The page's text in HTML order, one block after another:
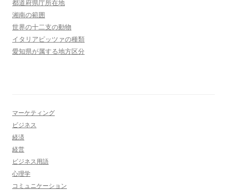
都道府県庁所在地
湘南の範囲
世界の十二支の動物
イタリアピッツァの種類
愛知県が属する地方区分
マーケティング
ビジネス
経済
経営
ビジネス用語
心理学
コミュニケーション